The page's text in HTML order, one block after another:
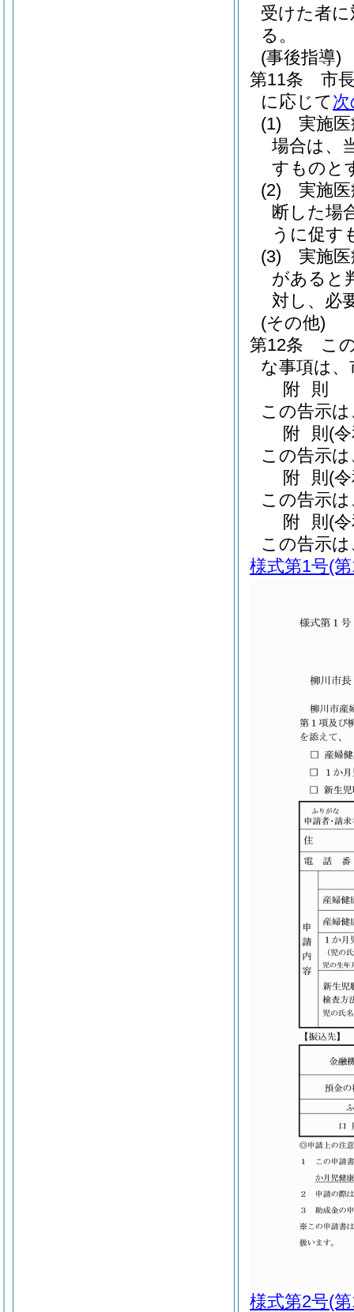
受けた者
る。
(事後指導)
第11条
市
に応じて
(1)
実施
場合は、
すものと
(2)
実施
断した場
うに促す
(3)
実施
があると
対し、必
(その他)
第12条
こ
な事項は
附 則
この告示
附 則 (
この告示
附 則 (
この告示
附 則 (
この告示
様式第1号(
様式第2号(